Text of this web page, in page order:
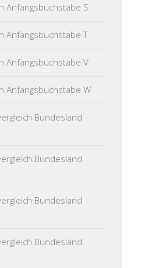
Anfangsbuchstabe S
Anfangsbuchstabe T
Anfangsbuchstabe V
Anfangsbuchstabe W
Bundesland
Bundesland
Bundesland
Bundesland